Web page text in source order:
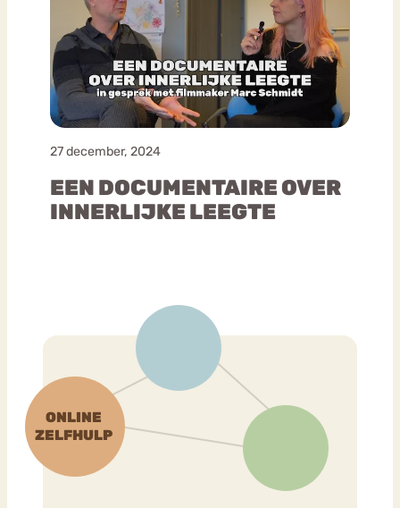
27 december, 2024
EEN DOCUMENTAIRE OVER
INNERLIJKE LEEGTE